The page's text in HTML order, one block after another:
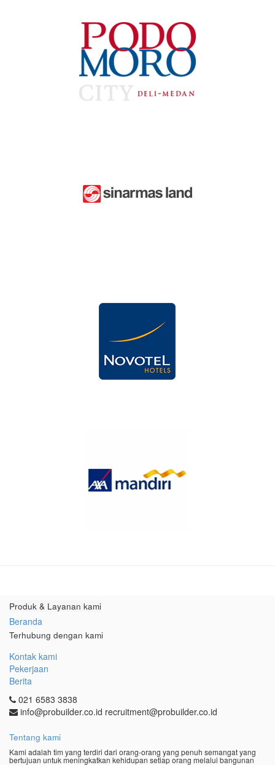
Produk & Layanan kami
Beranda
Terhubung dengan kami
Kontak kami
Pekerjaan
Berita
021 6583 3838
info@probuilder.co.id recruitment@probuilder.co.id
Tentang kami
Kami adalah tim yang terdiri dari orang-orang yang penuh semangat yang
bertujuan untuk meningkatkan kehidupan setiap orang melalui bangunan